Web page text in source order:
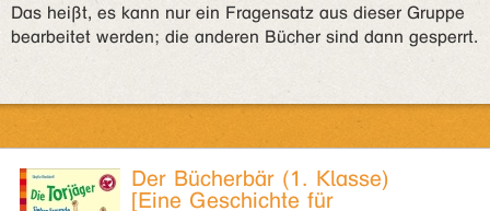
Das heißt, es kann nur ein Fragensatz aus dieser Gruppe
bearbeitet werden; die anderen Bücher sind dann gesperrt.
Der Bücherbär (1. Klasse)
[Eine Geschichte für